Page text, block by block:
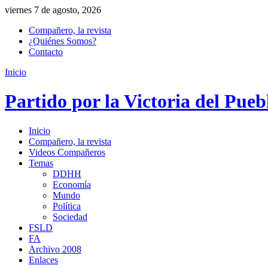
viernes 7 de agosto, 2026
Compañero, la revista
¿Quiénes Somos?
Contacto
Inicio
Partido por la Victoria del
Inicio
Compañero, la revista
Videos Compañeros
Temas
DDHH
Economía
Mundo
Política
Sociedad
FSLD
FA
Archivo 2008
Enlaces